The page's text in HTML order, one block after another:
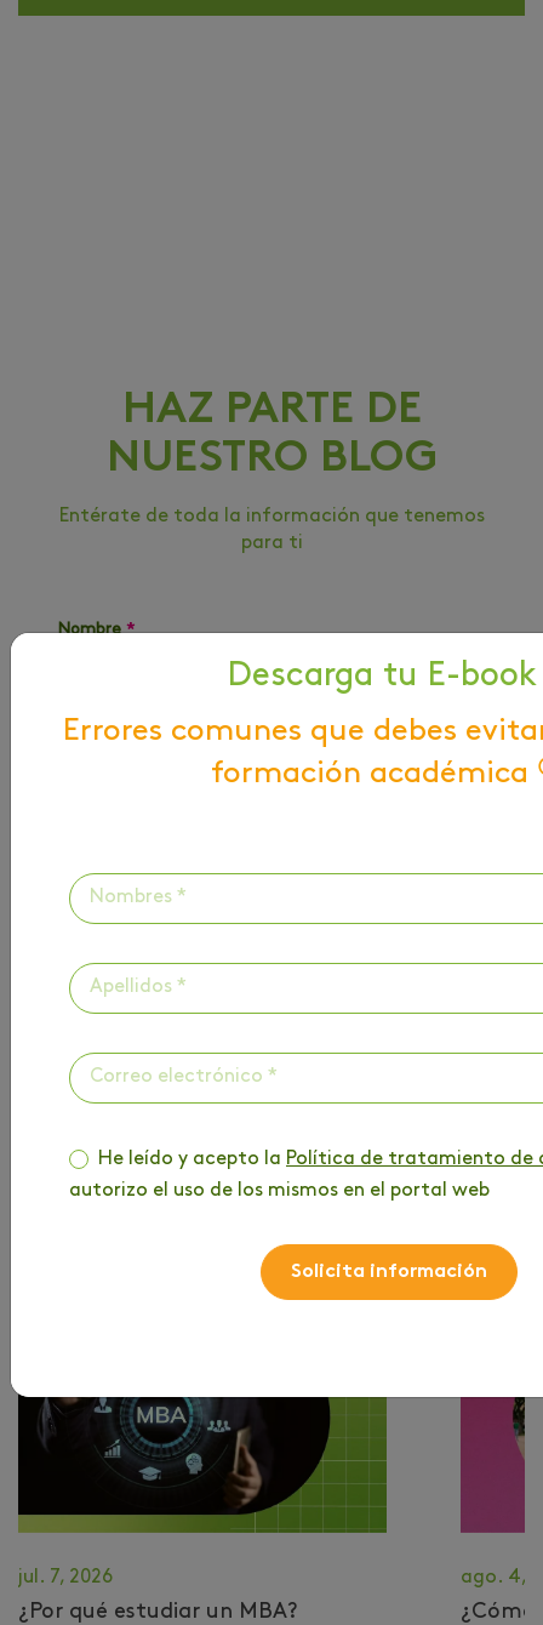
HAZ PARTE DE
NUESTRO BLOG
Entérate de toda la información que tenemos
para ti
Nombre *
Correo *
MÁS DE TU INTERÉS
jul. 7, 2026
¿Por qué estudiar un MBA?
ago. 4,
​¿Cómo
Descarga tu E-book
Errores comunes que debes
formación académica
He leído y acepto la Política de tratamiento de
autorizo el uso de los mismos en el portal web
Solicita información